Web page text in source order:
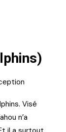
Visé
n’a